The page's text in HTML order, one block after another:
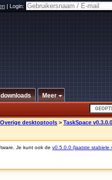
|Login:
downloads Meer
Overige desktoptools > TaskSpace v0.3.0.0
Je kunt ook de v0.5.0.0 (laatste stabiele